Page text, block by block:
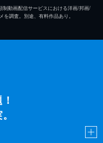
動画配信サービスにおける洋画/邦画/
調査。別途、有料作品あり。